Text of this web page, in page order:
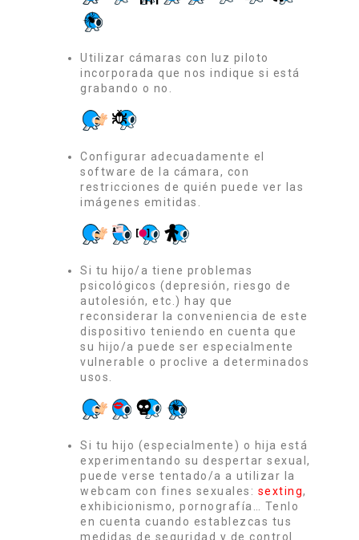
Utilizar cámaras con luz piloto
incorporada que nos indique si está
grabando o no.
Configurar adecuadamente el
software de la cámara, con
restricciones de quién puede ver las
imágenes emitidas.
Si tu hijo/a tiene problemas
psicológicos (depresión, riesgo de
autolesión, etc.) hay que
reconsiderar la conveniencia de este
dispositivo teniendo en cuenta que
su hijo/a puede ser especialmente
vulnerable o proclive a determinados
usos.
Si tu hijo (especialmente) o hija está
experimentando su despertar sexual,
puede verse tentado/a a utilizar la
webcam con fines sexuales: sexting,
exhibicionismo, pornografía… Tenlo
en cuenta cuando establezcas tus
medidas de seguridad y de control